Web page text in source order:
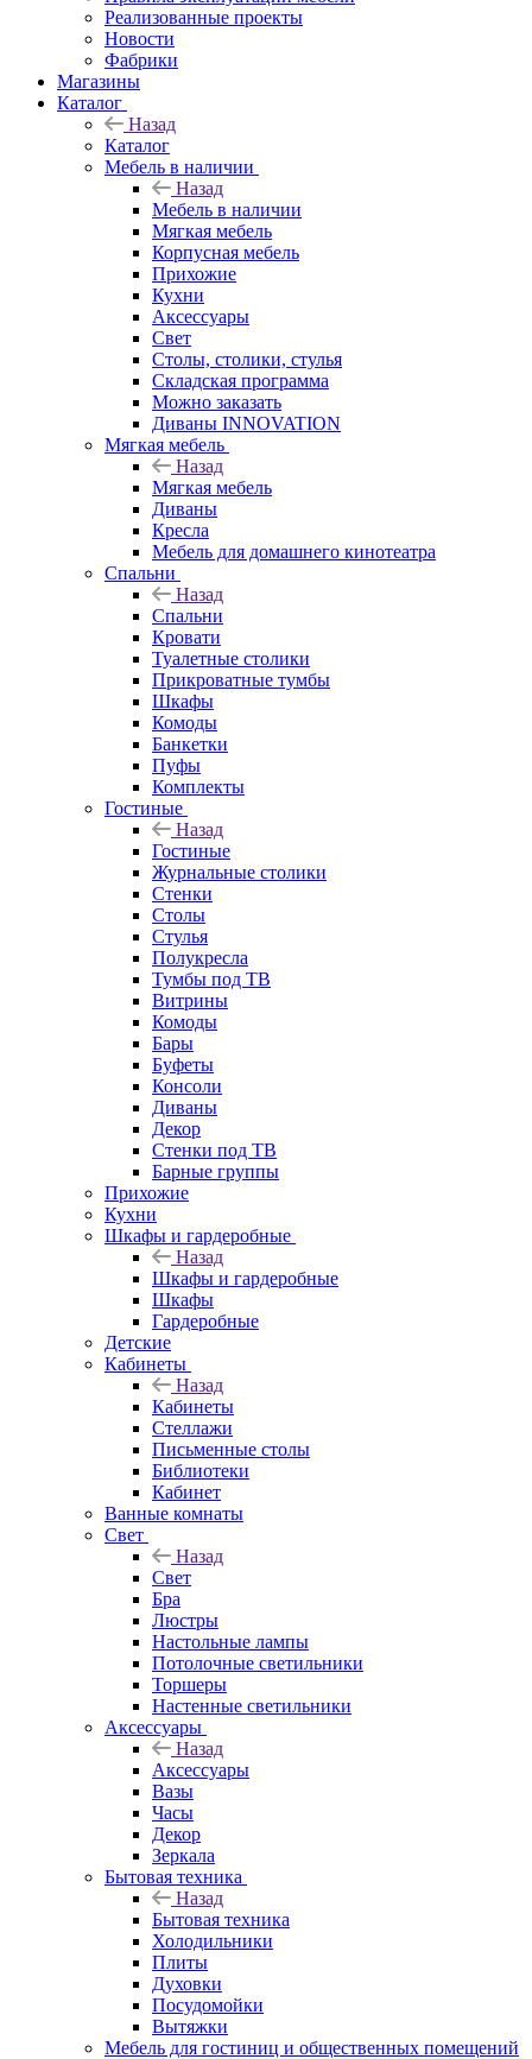
Реализованные проекты
Новости
Фабрики
Магазины
Каталог
Назад
Каталог
Мебель в наличии
Назад
Мебель в наличии
Мягкая мебель
Корпусная мебель
Прихожие
Кухни
Аксессуары
Свет
Столы, столики, стулья
Складская программа
Можно заказать
Диваны INNOVATION
Мягкая мебель
Назад
Мягкая мебель
Диваны
Кресла
Мебель для домашнего кинотеатра
Спальни
Назад
Спальни
Кровати
Туалетные столики
Прикроватные тумбы
Шкафы
Комоды
Банкетки
Пуфы
Комплекты
Гостиные
Назад
Гостиные
Журнальные столики
Стенки
Столы
Стулья
Полукресла
Тумбы под ТВ
Витрины
Комоды
Бары
Буфеты
Консоли
Диваны
Декор
Стенки под ТВ
Барные группы
Прихожие
Кухни
Шкафы и гардеробные
Назад
Шкафы и гардеробные
Шкафы
Гардеробные
Детские
Кабинеты
Назад
Кабинеты
Стеллажи
Письменные столы
Библиотеки
Кабинет
Ванные комнаты
Свет
Назад
Свет
Бра
Люстры
Настольные лампы
Потолочные светильники
Торшеры
Настенные светильники
Аксессуары
Назад
Аксессуары
Вазы
Часы
Декор
Зеркала
Бытовая техника
Назад
Бытовая техника
Холодильники
Плиты
Духовки
Посудомойки
Вытяжки
Мебель для гостиниц и общественных помещений